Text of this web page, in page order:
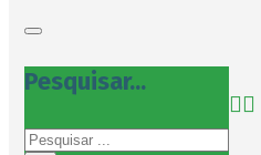
Pesquisar...
Pesquisar